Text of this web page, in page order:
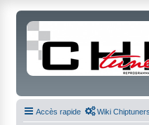
Accès rapide Wiki Chiptuners